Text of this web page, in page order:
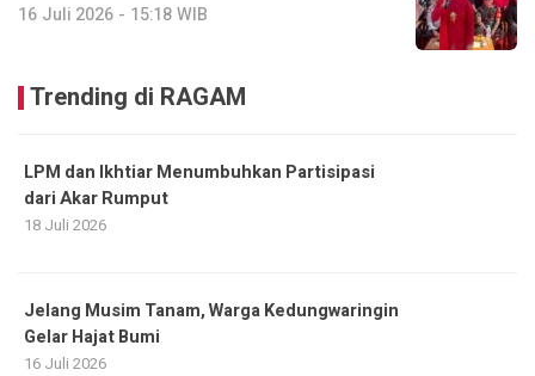
16 Juli 2026 - 15:18 WIB
Trending di RAGAM
LPM dan Ikhtiar Menumbuhkan Partisipasi
dari Akar Rumput
18 Juli 2026
Jelang Musim Tanam, Warga Kedungwaringin
Gelar Hajat Bumi
16 Juli 2026